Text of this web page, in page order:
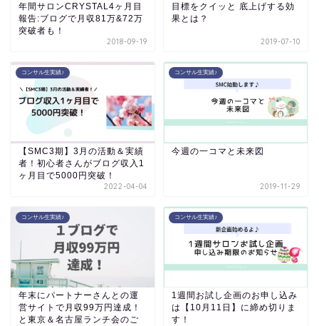
年間サロンCRYSTAL4ヶ月目
報告:ブログで月収81万&72万
突破者も！
2018-09-19
目標をクイッと 底上げする効
果とは？
2019-07-10
コンサル生実績♪
【SMC3期】3月の活動＆実績
者！初心者さんがブログ収入1
ヶ月目で5000円突破！
2022-04-04
コンサル生実績♪
今週の一コマと未来図
2019-11-29
コンサル生実績♪
年末にパートナーさんとの運
営サイトで月収99万円達成！
と東京＆名古屋ランチ会のご
コンサル生実績♪
1週間お試し企画のお申し込み
は【10月11日】に締め切りま
す！